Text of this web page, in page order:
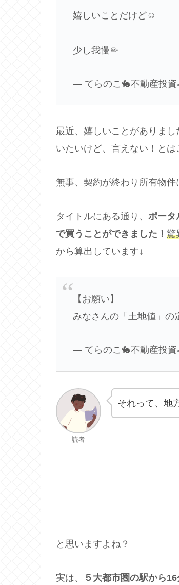
嬉しいことだけど☺️
少し我慢🤏
— てらのこ🐇不動産投
最近、嬉しいことがありまし
いたいけど、言えない！とは
無事、契約が終わり所有物件
タイトルにある通り、 ポータ
で買うことができました！ 驚
から算出しています↓
【お願い】
みなさんの「土地値」の
— てらのこ🐇不動産投
読者
それって、地
と思いますよね？
実は、 ５大都市圏の駅から